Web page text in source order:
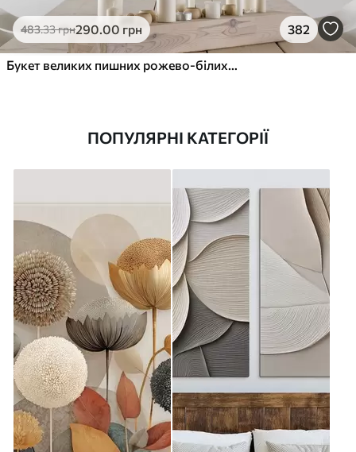
483.33грн290.00 грн 382
Букет великих пишних рожево-білих квітів півонії із зеленим листям на м’якому розмитому фоні
ПОПУЛЯРНІ КАТЕГОРІЇ